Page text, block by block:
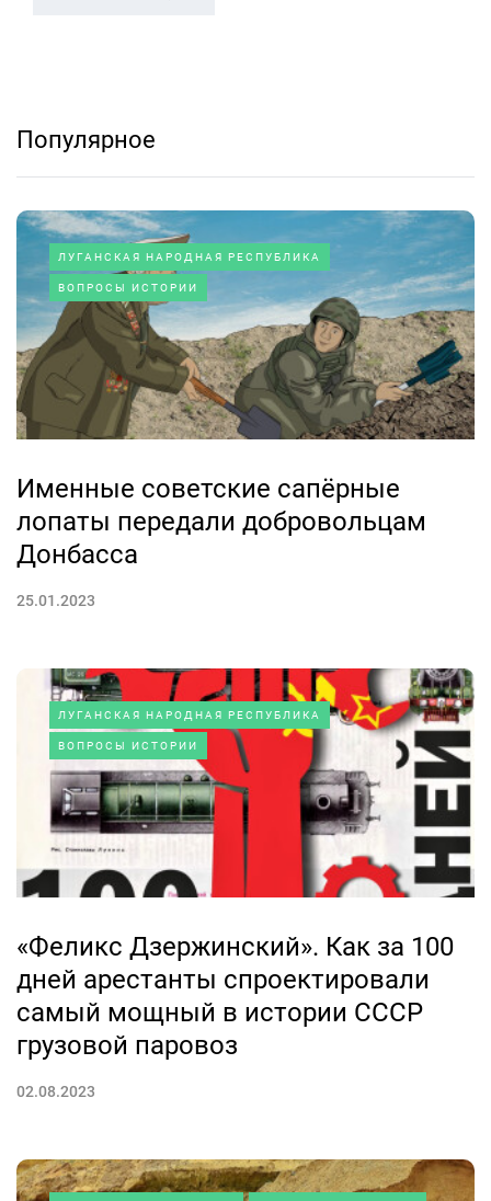
Популярное
ЛУГАНСКАЯ НАРОДНАЯ РЕСПУБЛИКА
ВОПРОСЫ ИСТОРИИ
Именные советские сапёрные
лопаты передали добровольцам
Донбасса
25.01.2023
ЛУГАНСКАЯ НАРОДНАЯ РЕСПУБЛИКА
ВОПРОСЫ ИСТОРИИ
«Феликс Дзержинский». Как за 100
дней арестанты спроектировали
самый мощный в истории СССР
грузовой паровоз
02.08.2023